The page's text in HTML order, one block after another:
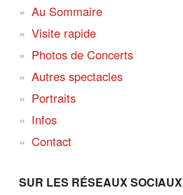
Au Sommaire
Visite rapide
Photos de Concerts
Autres spectacles
Portraits
Infos
Contact
SUR LES RÉSEAUX SOCIAUX